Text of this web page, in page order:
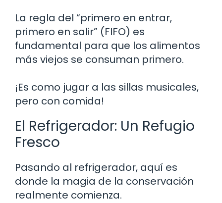
La regla del “primero en entrar,
primero en salir” (FIFO) es
fundamental para que los alimentos
más viejos se consuman primero.
¡Es como jugar a las sillas musicales,
pero con comida!
El Refrigerador: Un Refugio
Fresco
Pasando al refrigerador, aquí es
donde la magia de la conservación
realmente comienza.